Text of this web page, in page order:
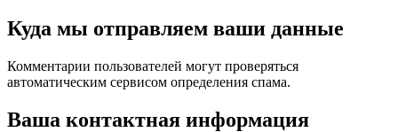
Куда мы отправляем ваши данные
Комментарии пользователей могут проверяться
автоматическим сервисом определения спама.
Ваша контактная информация